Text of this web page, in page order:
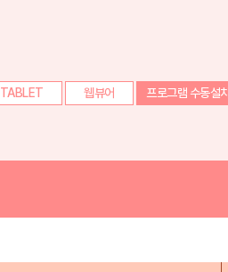
TABLET 웹뷰어 프로그램 수동설치